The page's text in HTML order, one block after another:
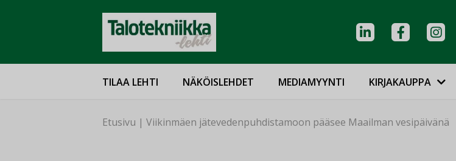
TILAA LEHTI NÄKÖISLEHDET MEDIAMYYNTI KIRJAKAUPPA
Etusivu | Viikinmäen jätevedenpuhdistamoon pääsee Maailman vesipäivänä